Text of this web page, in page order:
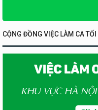
CỘNG ĐỒNG VIỆC LÀM CA TỐI